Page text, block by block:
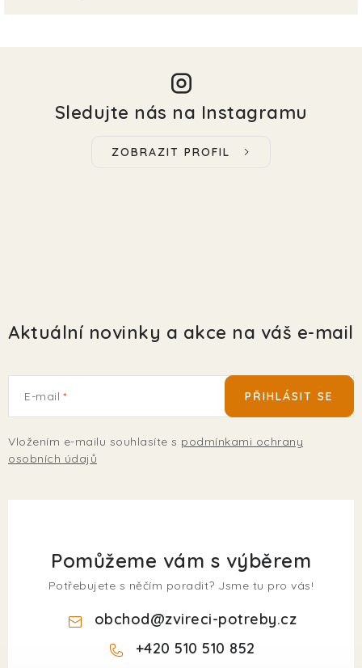
Sledujte nás na Instagramu
ZOBRAZIT PROFIL
Aktuální novinky a akce na váš e-mail
E-mail
Vložením e-mailu souhlasíte s podmínkami ochrany
osobních údajů
PŘIHLÁSIT SE
Pomůžeme vám s výběrem
Potřebujete s něčím poradit? Jsme tu pro vás!
obchod@zvireci-potreby.cz
+420 510 510 852